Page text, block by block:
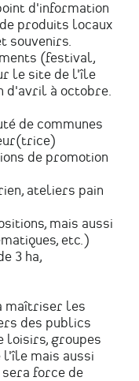
d'information
produits locaux
souvenirs.
(festival,
le site de l'île
d'avril à octobre.
de communes
de promotion
ateliers pain
mais aussi
etc.)
3 ha,
maîtriser les
des publics
loisirs, groupes
mais aussi
force de